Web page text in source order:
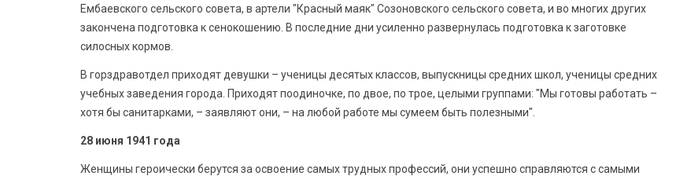
Ембаевского сельского совета, в артели "Красный маяк" Созоновского сельского совета, и во многих других
закончена подготовка к сенокошению. В последние дни усиленно развернулась подготовка к заготовке
силосных кормов.
В горздравотдел приходят девушки – ученицы десятых классов, выпускницы средних школ, ученицы средних
учебных заведения города. Приходят поодиночке, по двое, по трое, целыми группами: "Мы готовы работать –
хотя бы санитарками, – заявляют они, – на любой работе мы сумеем быть полезными".
28 июня 1941 года
Женщины героически берутся за освоение самых трудных профессий, они успешно справляются с самыми